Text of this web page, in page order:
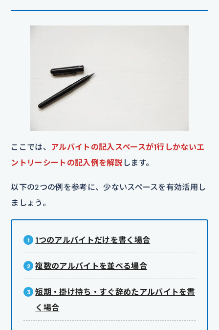
ここでは、
アルバイトの記入スペースが1行しかないエ
ントリーシートの記入例を解説 します。
以下の2つの例を参考に、少ないスペースを有効活用し
ましょう。
1つのアルバイトだけを書く場合
複数のアルバイトを並べる場合
短期・掛け持ち・すぐ辞めたアルバイトを書
く場合